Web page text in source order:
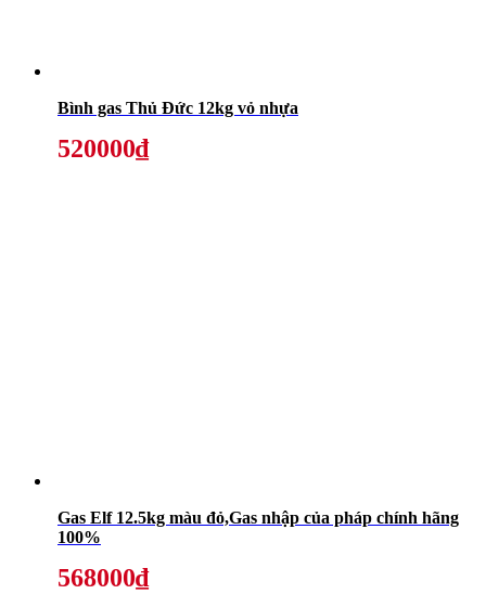
Bình gas Thủ Đức 12kg vỏ nhựa
520000₫
Gas Elf 12.5kg màu đỏ,Gas nhập của pháp chính hãng
100%
568000₫